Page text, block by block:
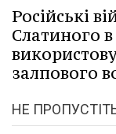
Російські
Слатиного в
залпового
НЕ